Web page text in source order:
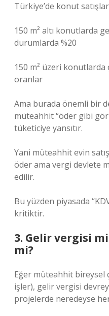
Türkiye’de konut
150 m² altı konutlarda
durumlarda %20
150 m² üzeri
oranlar
Ama burada önemli bir
müteahhit “öder gibi
tüketiciye yansıtır.
Yani müteahhit evin satış
öder ama vergi devlete
edilir.
Bu yüzden piyasada
kritiktir.
3. Gelir vergisi
mi?
Eğer müteahhit bireysel
işler), gelir vergisi
projelerde neredeyse